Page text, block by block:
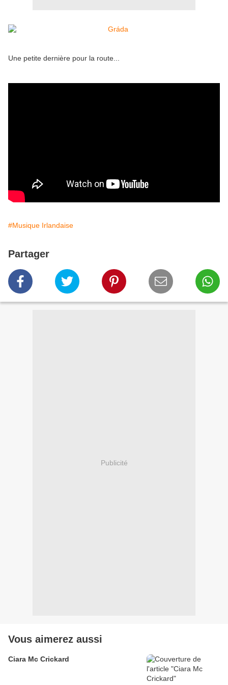
Une petite dernière pour la route...
#Musique Irlandaise
Partager
Publicité
Vous aimerez aussi
Ciara Mc Crickard